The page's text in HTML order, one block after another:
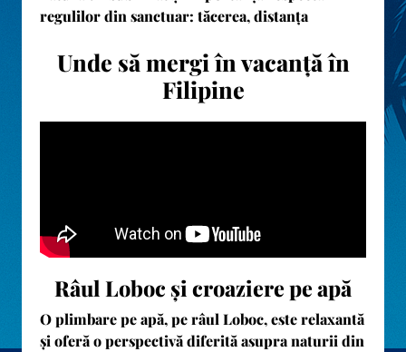
regulilor din sanctuar: tăcerea, distanța
Unde să mergi în vacanță în
Filipine
Râul Loboc și croaziere pe apă
O plimbare pe apă, pe râul Loboc, este relaxantă
și oferă o perspectivă diferită asupra naturii din